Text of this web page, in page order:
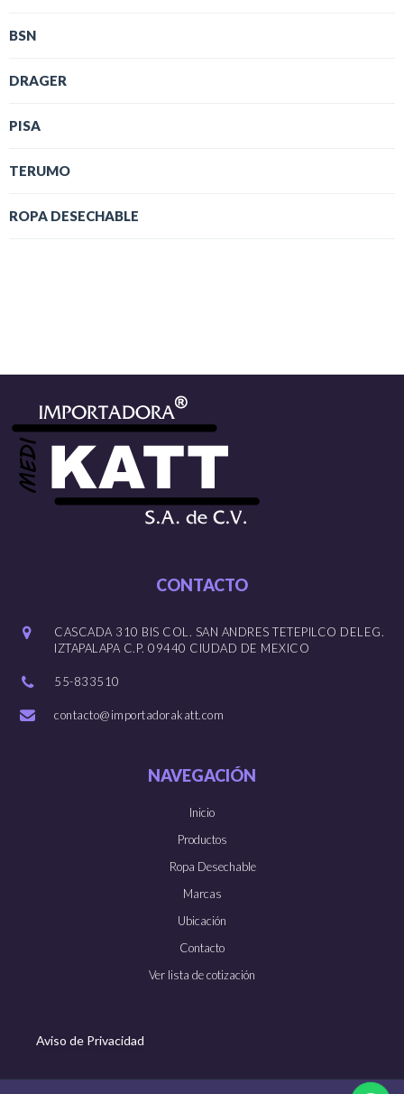
BSN
DRAGER
PISA
TERUMO
ROPA DESECHABLE
CONTACTO
CASCADA 310 BIS COL. SAN ANDRES TETEPILCO DELEG.
IZTAPALAPA C.P. 09440 CIUDAD DE MEXICO
55-833510
contacto@importadorakatt.com
NAVEGACIÓN
Inicio
Productos
Ropa Desechable
Marcas
Ubicación
Contacto
Ver lista de cotización
Aviso de Privacidad